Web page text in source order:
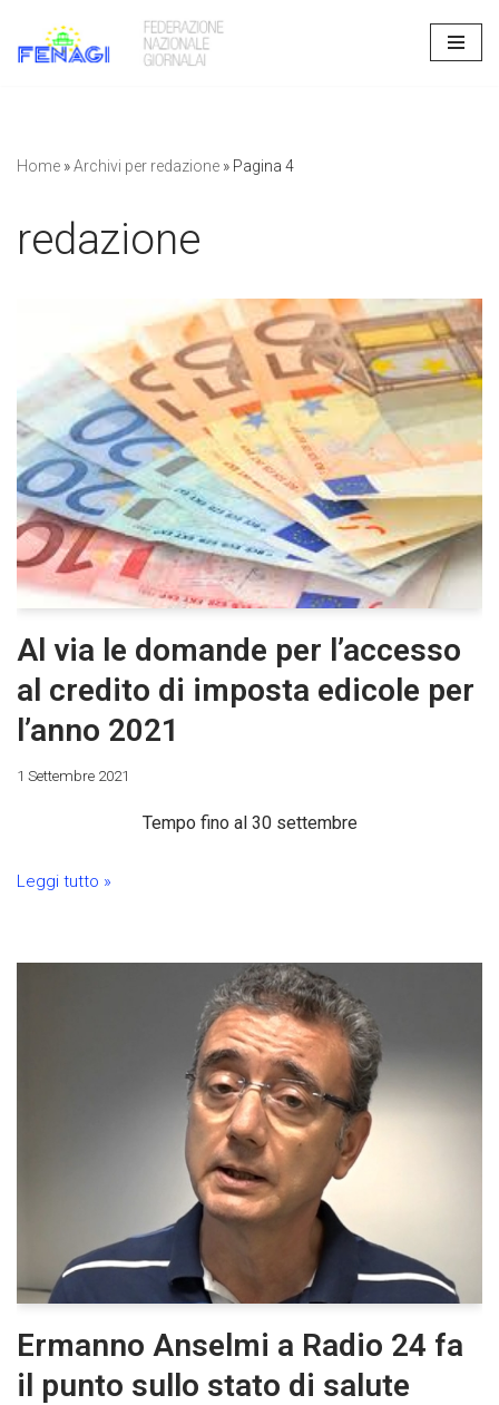
Vai
Home »Archivi per redazione » Pagina 4
redazione
Al via le domande per l’accesso
al credito di imposta edicole per
l’anno 2021
1 Settembre 2021
Tempo fino al 30 settembre
Leggi tutto »
Ermanno Anselmi a Radio 24 fa
il punto sullo stato di salute